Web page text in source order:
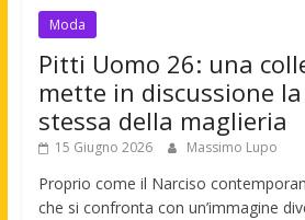
Moda
Pitti Uomo 26: una
mette in discussione
stessa della maglieria
15 Giugno 2026 Massimo Lupo
Proprio come il Narciso
che si confronta con un’immagine